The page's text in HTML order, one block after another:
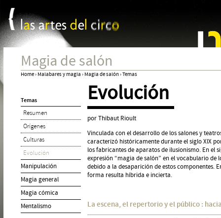
Magia de salón
are
here
Home› Malabares y magia › Magia de salón›Temas
Temas
Resumen
Orígenes
Culturas
Evolución
Manipulación
Magia general
Magia cómica
Mentalismo
Evolución
por Thibaut Rioult
Vinculada con el desarrollo de los salones y
caracterizó históricamente durante el siglo XIX
los fabricantes de aparatos de ilusionismo. En el
expresión “magia de salón” en el vocabulario
debido a la desaparición de estos componentes.
forma resulta híbrida e incierta.
La escena, el repertorio y el público :
Panel de gestión de cookies